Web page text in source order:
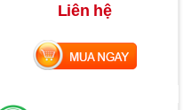
Liên hệ
MUA NGAY